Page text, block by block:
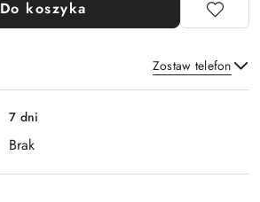
Do koszyka
Zostaw telefon
7 dni
Brak